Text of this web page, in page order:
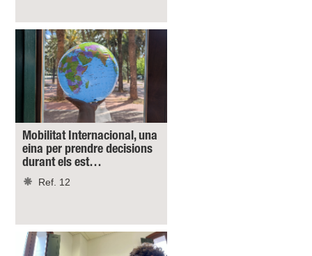
Mobilitat Internacional, una
eina per prendre decisions
durant els est…
Ref. 12